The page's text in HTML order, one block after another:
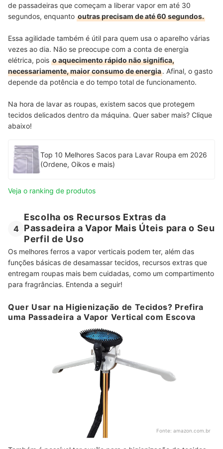
de passadeiras que começam a liberar vapor em até 30
segundos, enquanto outras precisam de até 60 segundos.
Essa agilidade também é útil para quem usa o aparelho várias
vezes ao dia. Não se preocupe com a conta de energia
elétrica, pois o aquecimento rápido não significa,
necessariamente, maior consumo de energia. Afinal, o gasto
depende da potência e do tempo total de funcionamento.
Na hora de lavar as roupas, existem sacos que protegem
tecidos delicados dentro da máquina. Quer saber mais? Clique
abaixo!
Top 10 Melhores Sacos para Lavar Roupa em 2026
(Ordene, Oikos e mais)
Veja o ranking de produtos
4
Escolha os Recursos Extras da
Passadeira a Vapor Mais Úteis para o Seu
Perfil de Uso
Os melhores ferros a vapor verticais podem ter, além das
funções básicas de desamassar tecidos, recursos extras que
entregam roupas mais bem cuidadas, como um compartimento
para fragrâncias. Entenda a seguir!
Quer Usar na Higienização de Tecidos? Prefira
uma Passadeira a Vapor Vertical com Escova
Fonte: amazon.com.br